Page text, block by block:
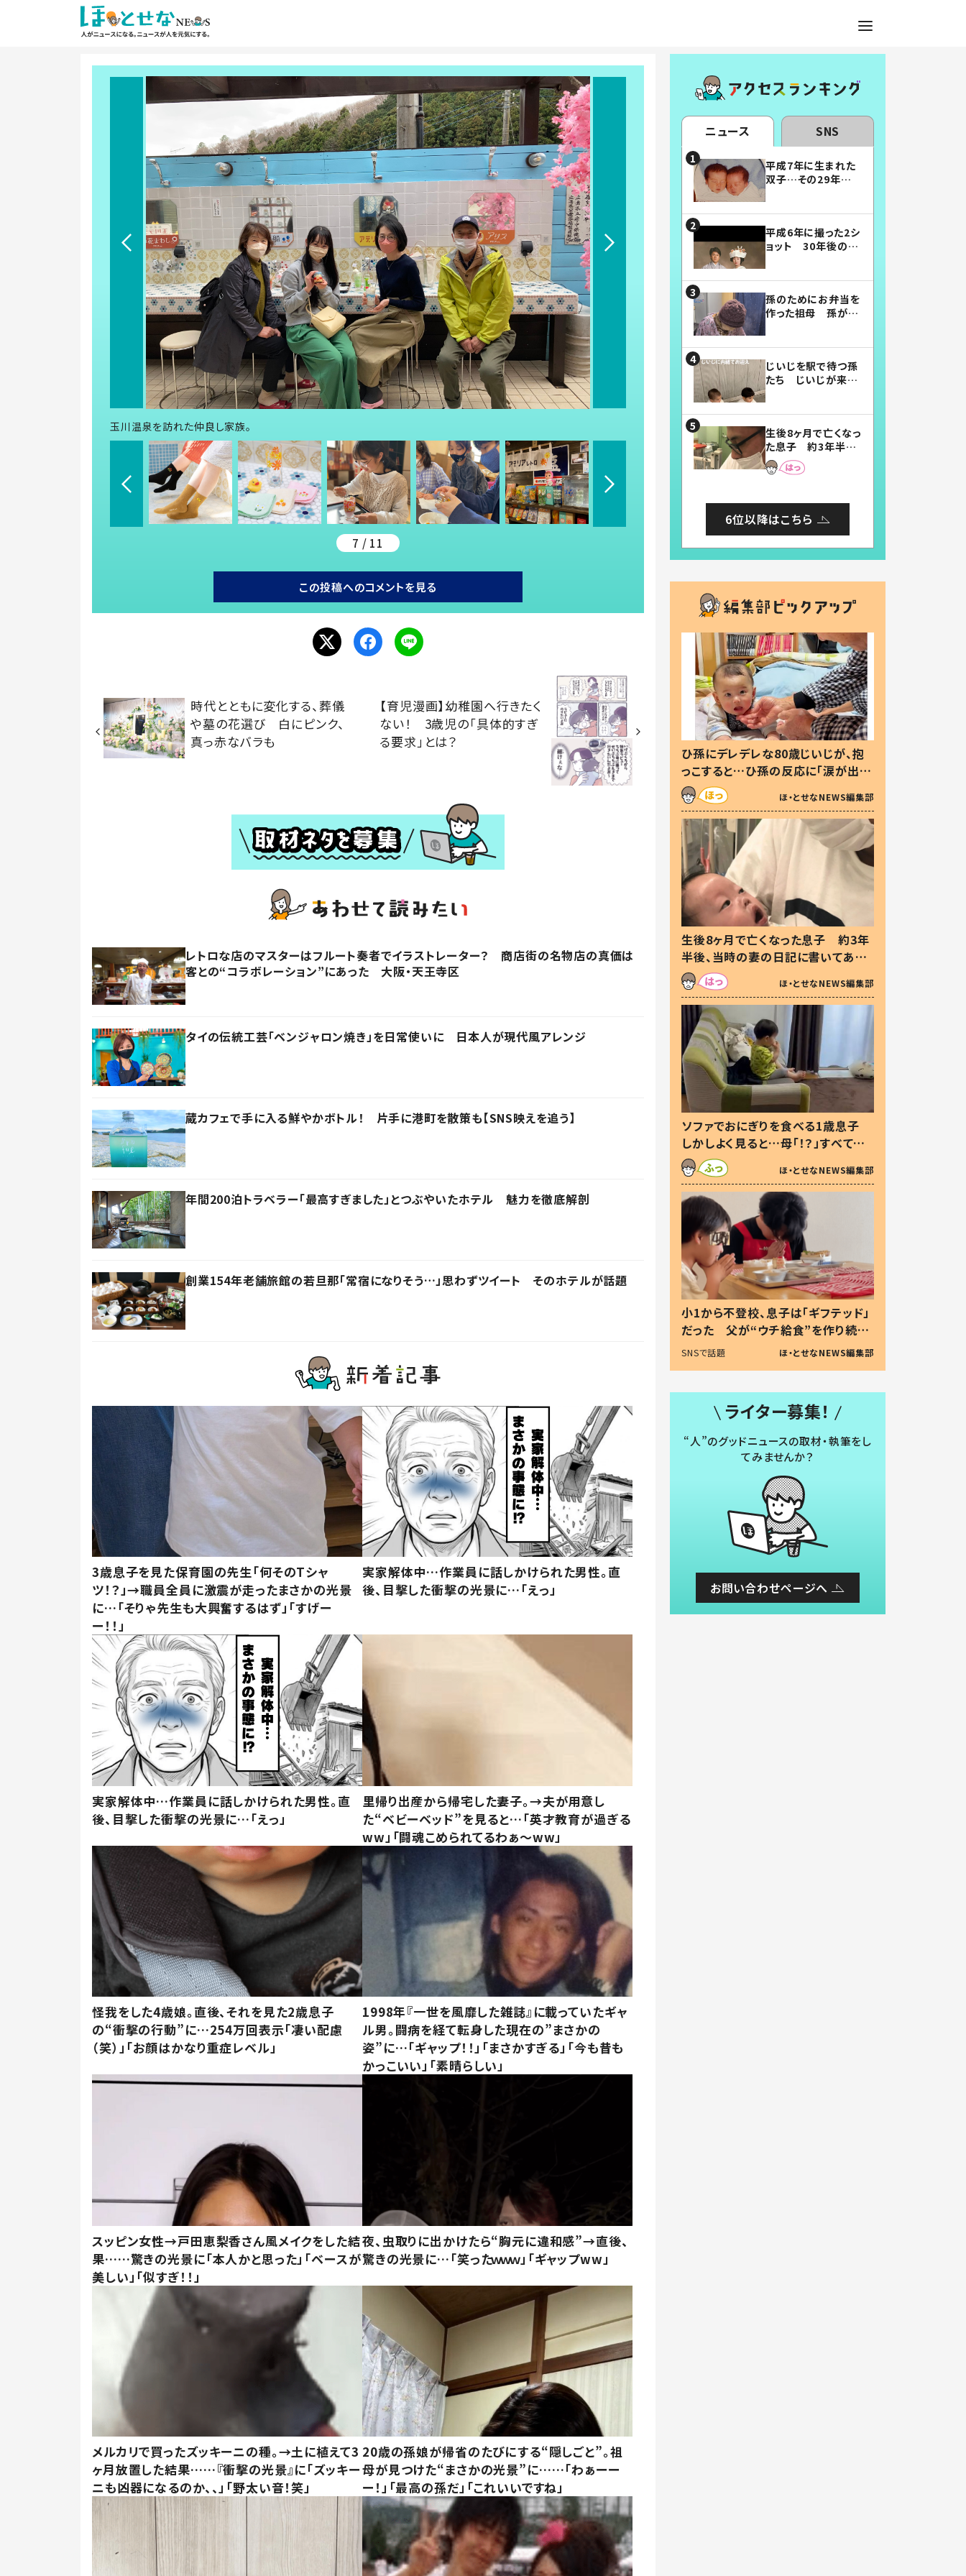
玉川温泉を訪れた仲良し家族。
7 / 11
この投稿へのコメントを見る
時代とともに変化する、葬儀
や墓の花選び 白にピンク、
真っ赤なバラも
【育児漫画】幼稚園へ行きたく
ない！ 3歳児の「具体的すぎ
る要求」とは？
レトロな店のマスターはフルート奏者でイラストレーター？ 商店街の名物店の真価は
客との“コラボレーション”にあった 大阪・天王寺区
タイの伝統工芸「ベンジャロン焼き」を日常使いに 日本人が現代風アレンジ
蔵カフェで手に入る鮮やかボトル！ 片手に港町を散策も【SNS映えを追う】
年間200泊トラベラー「最高すぎました」とつぶやいたホテル 魅力を徹底解剖
創業154年老舗旅館の若旦那「常宿になりそう…」思わずツイート そのホテルが話題
3歳息子を見た保育園の先生「何そのTシャ
ツ！？」→職員全員に激震が走ったまさかの光景
に…「そりゃ先生も大興奮するはず」「すげー
ー！！」
実家解体中…作業員に話しかけられた男性。直
後、目撃した衝撃の光景に…「えっ」
実家解体中…作業員に話しかけられた男性。直
後、目撃した衝撃の光景に…「えっ」
里帰り出産から帰宅した妻子。→夫が用意し
た“ベビーベッド”を見ると…「英才教育が過ぎる
ww」「闘魂こめられてるわぁ～ww」
怪我をした4歳娘。直後、それを見た2歳息子
の“衝撃の行動”に…254万回表示「凄い配慮
（笑）」「お顔はかなり重症レベル」
1998年『一世を風靡した雑誌』に載っていたギャ
ル男。闘病を経て転身した現在の”まさかの
姿”に…「ギャップ！！」「まさかすぎる」「今も昔も
かっこいい」「素晴らしい」
スッピン女性→戸田恵梨香さん風メイクをした結
果……驚きの光景に「本人かと思った」「ベースが
美しい」「似すぎ！！」
夜、虫取りに出かけたら“胸元に違和感”→直後、
驚きの光景に…「笑ったｗｗｗ」「ギャップww」
メルカリで買ったズッキーニの種。→土に植えて3
ヶ月放置した結果……『衝撃の光景』に「ズッキー
ニも凶器になるのか、、」「野太い音！笑」
20歳の孫娘が帰省のたびにする“隠しごと”。祖
母が見つけた“まさかの光景”に……「わぁーー
ー！」「最高の孫だ」「これいいですね」
ニュース SNS
平成7年に生まれた
双子…その29年後
平成6年に撮った2シ
ョット 30年後の姿
孫のためにお弁当を
作った祖母 孫が絶
じいじを駅で待つ孫
たち じいじが来た
まらない」「幸せにな
れる」
生後8ヶ月で亡くなっ
た息子 約3年半
後、当時の妻の日記
に書いてあった本音
6位以降はこちら
ひ孫にデレデレな80歳じいじが、抱
っこすると…ひ孫の反応に「涙が出ま
した」「可愛くて仕方ない」
ほ・とせなNEWS編集部
生後8ヶ月で亡くなった息子 約3年
半後、当時の妻の日記に書いてあっ
た本音とは
ほ・とせなNEWS編集部
ソファでおにぎりを食べる1歳息子
しかしよく見ると…母「！？」すべてを
察した母の投稿に「可愛いから許
す！」「現行犯〜」
ほ・とせなNEWS編集部
小1から不登校、息子は「ギフテッド」
だった 父が“ウチ給食”を作り続け
る理由とは #令和の親 #令和の子
SNSで話題 ほ・とせなNEWS編集部
ライター募集！
“人”のグッドニュースの取材・執筆をし
てみませんか？
お問い合わせページへ